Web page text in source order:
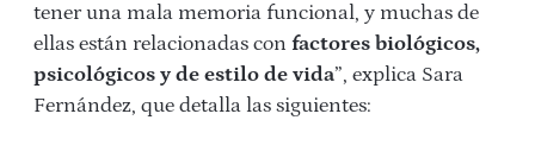
tener una mala memoria funcional, y muchas de
ellas están relacionadas con factores biológicos,
psicológicos y de estilo de vida”, explica Sara
Fernández, que detalla las siguientes: